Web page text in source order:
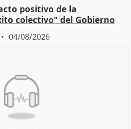
positivo de la
colectivo" del Gobierno
04/08/2026